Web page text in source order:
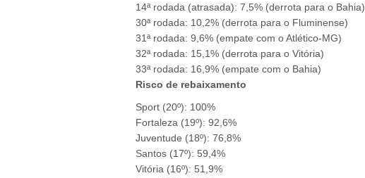
14ª rodada (atrasada): 7,5% (derrota para o Bahia)
30ª rodada: 10,2% (derrota para o Fluminense)
31ª rodada: 9,6% (empate com o Atlético-MG)
32ª rodada: 15,1% (derrota para o Vitória)
33ª rodada: 16,9% (empate com o Bahia)
Risco de rebaixamento
Sport (20º): 100%
Fortaleza (19º): 92,6%
Juventude (18º): 76,8%
Santos (17º): 59,4%
Vitória (16º): 51,9%